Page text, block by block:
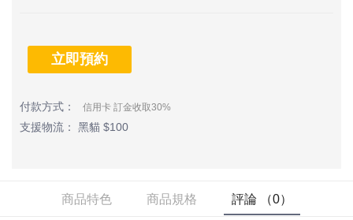
立即預約
付款方式： 信用卡 訂金收取30%
支援物流： 黑貓 $100
商品特色 商品規格 評論 （0）